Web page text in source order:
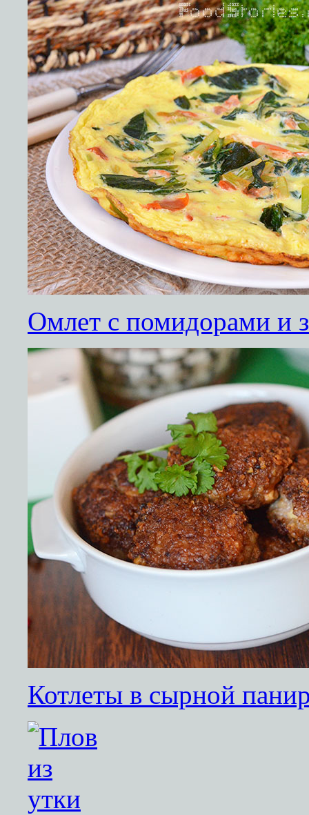
Омлет с помидорами и
Котлеты в сырной